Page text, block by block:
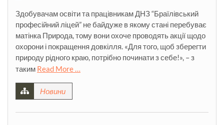
Здобувачам освіти та працівникам ДНЗ “Браїлівський
професійний ліцей” не байдуже в якому стані перебуває
матінка Природа, тому вони охоче проводять акції щодо
охорони і покращення довкілля. «Для того, щоб зберегти
природу рідного краю, потрібно починати з себе!», – з
таким Read More …
Новини